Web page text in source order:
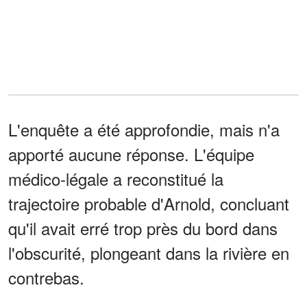
L'enquête a été approfondie, mais n'a
apporté aucune réponse. L'équipe
médico-légale a reconstitué la
trajectoire probable d'Arnold, concluant
qu'il avait erré trop près du bord dans
l'obscurité, plongeant dans la rivière en
contrebas.